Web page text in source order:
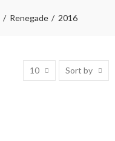
Renegade 2016
10 Sort by